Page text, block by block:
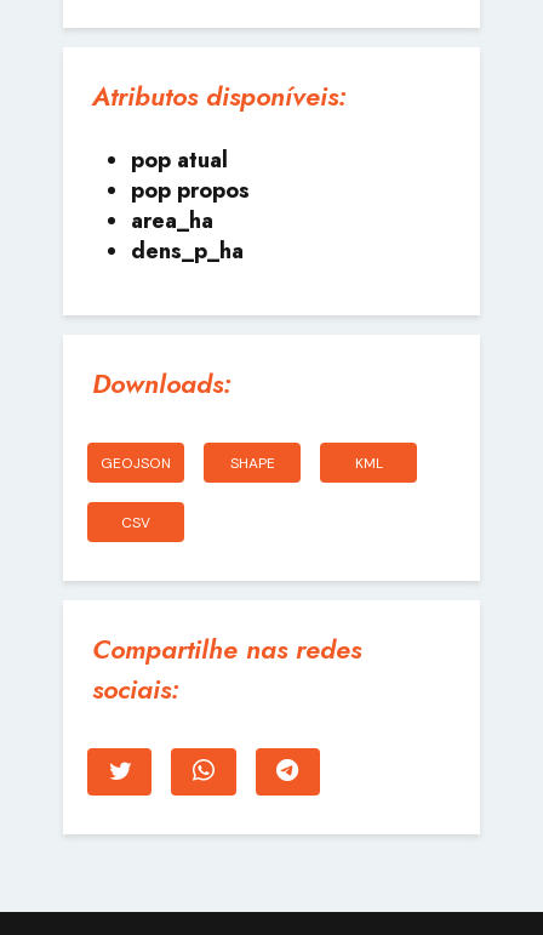
Atributos disponíveis:
pop atual
pop propos
area_ha
dens_p_ha
Downloads:
GEOJSON SHAPE KML
CSV
Compartilhe nas redes
sociais: